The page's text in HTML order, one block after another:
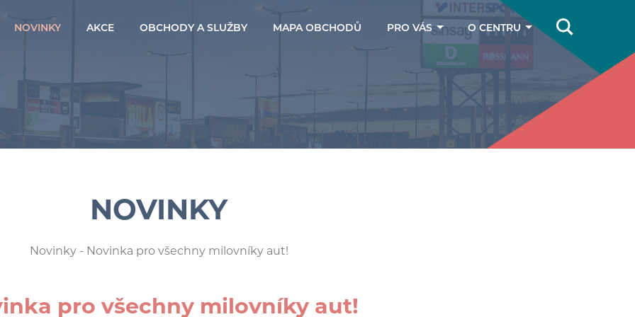
NOVINKY AKCE OBCHODY A SLUŽBY MAPA OBCHODŮ PRO VÁS
Dárkové poukazy
O CENTRU
Jak se k nám
dostanete
Kontakty
NOVINKY
Novinky - Novinka pro všechny milovníky aut!
pro všechny milovníky aut!